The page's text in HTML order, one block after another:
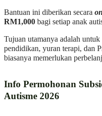
Bantuan ini diberikan secara
RM1,000 bagi setiap anak
Tujuan utamanya adalah
pendidikan, yuran terapi, dan
biasanya memerlukan
Info Permohonan
Autisme 2026